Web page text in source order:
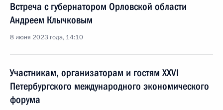
Встреча с губернатором Орловской области
Андреем Клычковым
8 июня 2023 года, 14:10
Участникам, организаторам и гостям XXVI
Петербургского международного экономического
форума